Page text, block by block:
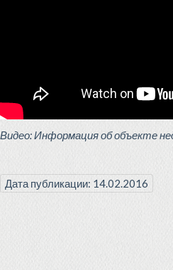
Видео: Информация об объекте
Дата публикации: 14.02.2016